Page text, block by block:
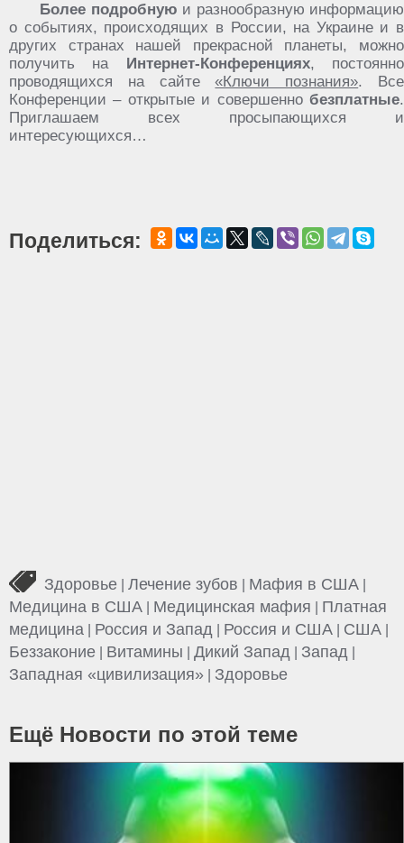
Более подробную и разнообразную информацию
о событиях, происходящих в России, на Украине и в
других странах нашей прекрасной планеты, можно
получить на Интернет-Конференциях, постоянно
проводящихся на сайте«Ключи познания». Все
Конференции – открытые и совершенно безплатные.
Приглашаем всех просыпающихся и
интересующихся…
Поделиться:
Здоровье Лечение зубов Мафия в США
Медицина в США Медицинская мафия
Платная
медицина
Россия и Запад Россия и США США
Беззаконие Витамины Дикий Запад Запад
Западная «цивилизация» Здоровье
Ещё Новости по этой теме